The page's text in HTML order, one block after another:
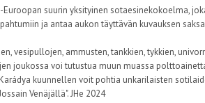
Euroopan suurin yksityinen sotaesinekokoelma,
ja antaa aukon täyttävän kuvauksen
vesipullojen, ammusten, tankkien, tykkien,
joukossa voi tutustua muun muassa
kuunnellen voit pohtia unkarilaisten
Venäjällä". JHe 2024